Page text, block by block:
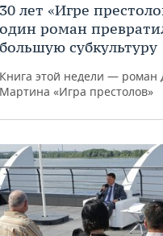
30 лет «Игре
один роман
большую субкультуру
Книга этой недели — роман
Мартина «Игра престолов»